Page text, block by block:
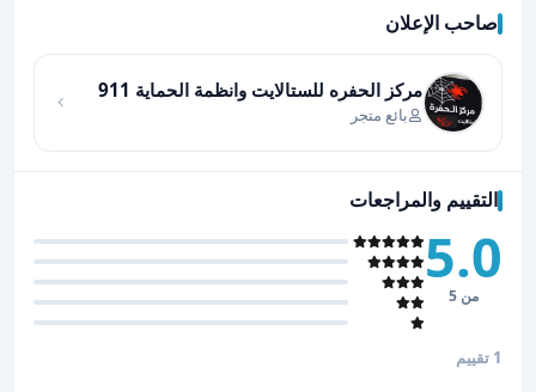
صاحب الإعلان
مركز الحفره للستالايت وانظمة الحماية 911
بائع متجر
التقييم والمراجعات
5.0
من 5
1 تقييم